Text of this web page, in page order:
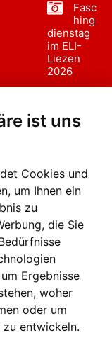
ist uns
Cookies und
um Ihnen ein
zu
die Sie
Ergebnisse
woher
oder um
zu entwickeln.
Fasc
hing
dienstag
im ELI-
Liezen
2026
sumzug
Liezen
werben?
2226600